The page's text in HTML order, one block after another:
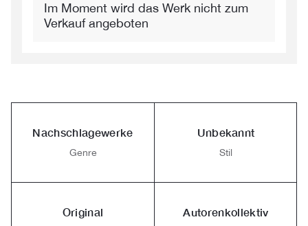
Im Moment wird das Werk nicht zum
Verkauf angeboten
Nachschlagewerke
Genre
Unbekannt
Stil
Original Autorenkollektiv